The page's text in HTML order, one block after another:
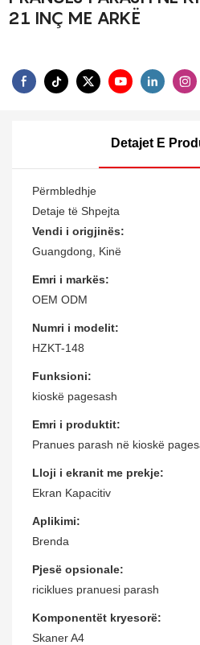
21 INÇ ME ARKË
Detajet E
Përmbledhje
Detaje të Shpejta
Vendi i origjinës:
Guangdong, Kinë
Emri i markës:
OEM ODM
Numri i modelit:
HZKT-148
Funksioni:
kioskë pagesash
Emri i produktit:
Pranues parash në kioskë
Lloji i ekranit me prekje:
Ekran Kapacitiv
Aplikimi:
Brenda
Pjesë opsionale:
riciklues pranuesi parash
Komponentët kryesorë:
Skaner A4